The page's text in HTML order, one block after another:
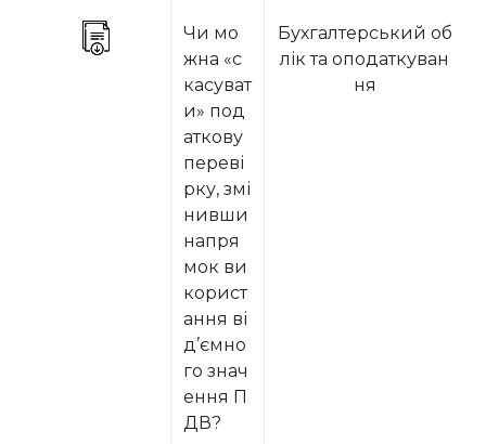
Чи мо
жна «с
касуват
и» под
аткову
переві
рку, змі
нивши
напря
мок ви
корист
ання ві
д’ємно
го знач
ення П
ДВ?
Бухгалтерський об
лік та оподаткуван
ня